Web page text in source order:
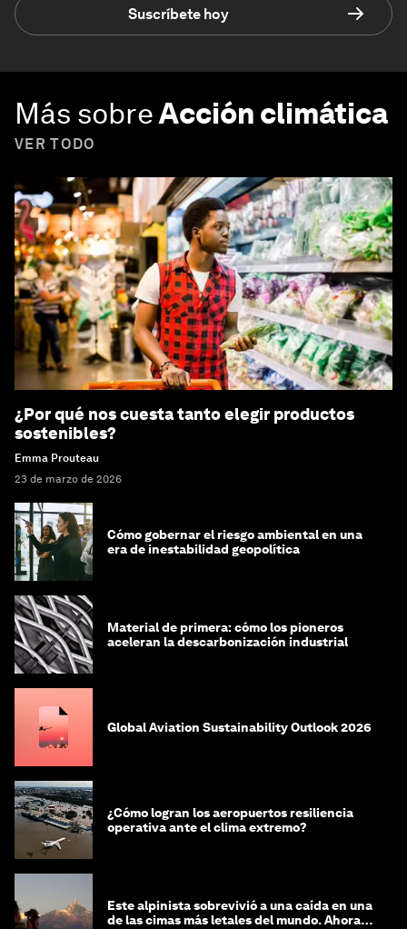
Suscríbete hoy
Más sobreAcción climática
VER TODO
¿Por qué nos cuesta tanto elegir productos
sostenibles?
Emma Prouteau
23 de marzo de 2026
Cómo gobernar el riesgo ambiental en una
era de inestabilidad geopolítica
Material de primera: cómo los pioneros
aceleran la descarbonización industrial
Global Aviation Sustainability Outlook 2026
¿Cómo logran los aeropuertos resiliencia
operativa ante el clima extremo?
Este alpinista sobrevivió a una caída en una
de las cimas más letales del mundo. Ahora